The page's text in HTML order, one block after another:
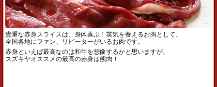
貴重な赤身スライスは、身体喜ぶ！英気を養えるお肉として、
全国各地にファン、リピーターがいるお肉です。
赤身といえば最高なのは和牛を想像するかと思いますが、
スズキヤオススメの最高の赤身は熊肉！